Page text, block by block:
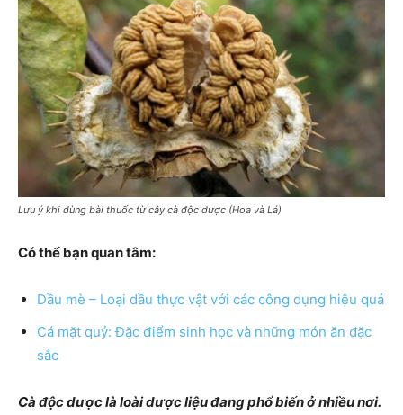
Lưu ý khi dùng bài thuốc từ cây cà độc dược (Hoa và Lá)
Có thể bạn quan tâm:
Dầu mè – Loại dầu thực vật với các công dụng hiệu quả
Cá mặt quỷ: Đặc điểm sinh học và những món ăn đặc
sắc
Cà độc dược là loài dược liệu đang phổ biến ở nhiều nơi.